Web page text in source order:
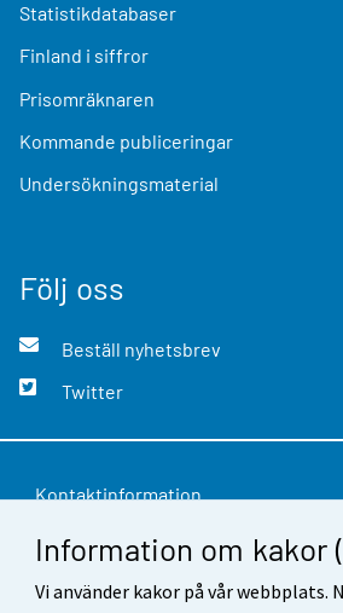
Information om kakor
Vi använder kakor på vår webbplats.
Statistikdatabaser
Finland i siffror
Prisomräknaren
Kommande publiceringar
Undersökningsmaterial
Följ oss
Beställ nyhetsbrev
Twitter
Kontaktinformation
Respons
Användarvillkor